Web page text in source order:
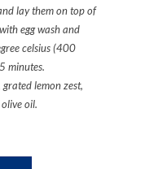
lay them on top of
egg wash and
celsius (400
minutes.
lemon zest,
oil.